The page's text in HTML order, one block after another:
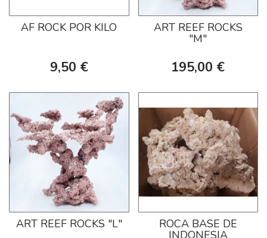
AF ROCK POR KILO
9,50 €
ART REEF ROCKS
"M"
195,00 €
ART REEF ROCKS "L" ROCA BASE DE
INDONESIA